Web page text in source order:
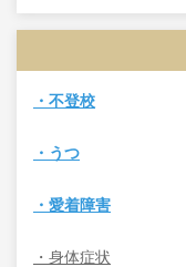
・不登校
・うつ
・愛着障害
・身体症状